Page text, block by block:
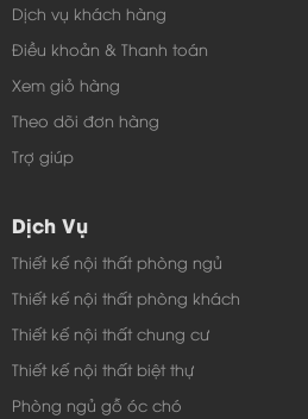
Dịch vụ khách hàng
Điều khoản & Thanh toán
Xem giỏ hàng
Theo dõi đơn hàng
Trợ giúp
Dịch Vụ
Thiết kế nội thất phòng ngủ
Thiết kế nội thất phòng khách
Thiết kế nội thất chung cư
Thiết kế nội thất biệt thự
Phòng ngủ gỗ óc chó